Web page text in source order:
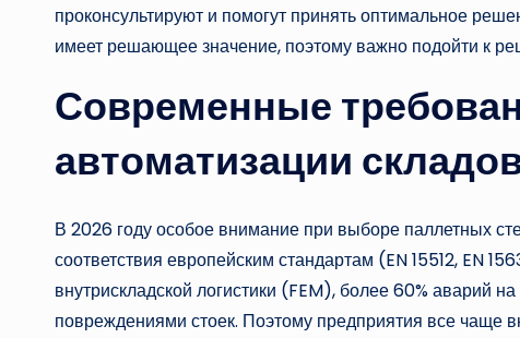
проконсультируют и помогут принять оптимальное
имеет решающее значение, поэтому важно подойти к
Современные
автоматизации
В 2026 году особое внимание при выборе паллетных
соответствия европейским стандартам (EN 15512, EN
внутрискладской логистики (FEM), более 60% аварий
повреждениями стоек. Поэтому предприятия все чаще